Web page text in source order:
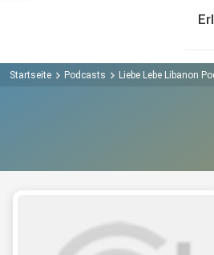
Startseite Podcasts Liebe Lebe Libanon